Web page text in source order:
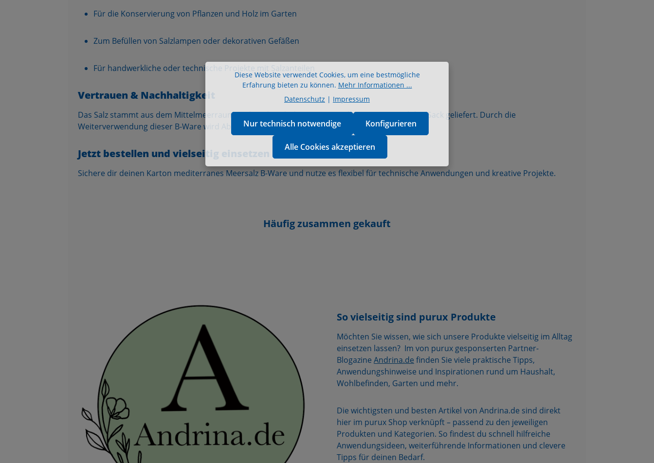
Für die Konservierung von Pflanzen und Holz im Garten
Zum Befüllen von Salzlampen oder dekorativen Gefäßen
Für handwerkliche oder technische Projekte mit Salzanteilen
Vertrauen & Nachhaltigkeit
Das Salz stammt aus dem Mittelmeerraum und wird nach dem Umverpacken in einem stabilen Sack geliefert. Durch die
Weiterverwendung dieser B-Ware wird Abfall vermieden und Ressourcen geschont.
Jetzt bestellen und vielseitig einsetzen
Sichere dir deinen Karton mediterranes Meersalz B-Ware und nutze es flexibel für technische Anwendungen und kreative Projekte.
Häufig zusammen gekauft
So vielseitig sind purux Produkte
Möchten Sie wissen, wie sich unsere Produkte vielseitig im Alltag
einsetzen lassen? Im von purux gesponserten Partner-
Blogazine Andrina.de finden Sie viele praktische Tipps,
Anwendungshinweise und Inspirationen rund um Haushalt,
Wohlbefinden, Garten und mehr.
Die wichtigsten und besten Artikel von Andrina.de sind direkt
hier im purux Shop verknüpft – passend zu den jeweiligen
Produkten und Kategorien. So findest du schnell hilfreiche
Anwendungsideen, weiterführende Informationen und clevere
Tipps für deinen Bedarf.
Diese Website verwendet Cookies, um eine bestmögliche
Erfahrung bieten zu können. Mehr Informationen ...
Datenschutz | Impressum
Nur technisch notwendige Konfigurieren
Alle Cookies akzeptieren